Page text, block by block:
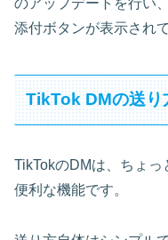
添付ボタンが表示され
TikTok DMの送り
TikTokのDMは、ちょ
便利な機能です。